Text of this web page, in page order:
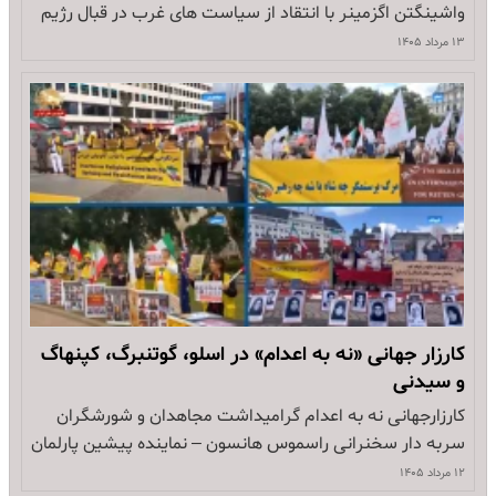
واشینگتن اگزمینر با انتقاد از سیاست های غرب در قبال رژیم
ایران، خواستار حمایت از مردم ایران و مقاومت سازمان یافته
مقاله یی که روز ۳ اوت ۲۰۲۶ در روزنامه واشنگتن اگزمینر
منتشر…
۱۳ مرداد ۱۴۰۵
کارزار جهانی «نه به اعدام» در اسلو، گوتنبرگ، کپنهاگ
و سیدنی
کارزارجهانی نه به اعدام گرامیداشت مجاهدان و شورشگران
سربه دار سخنرانی راسموس هانسون – نماینده پیشین پارلمان
نروژ با درود به همه شما عزیزان، به شما و تمامی کسانی که
۱۲ مرداد ۱۴۰۵